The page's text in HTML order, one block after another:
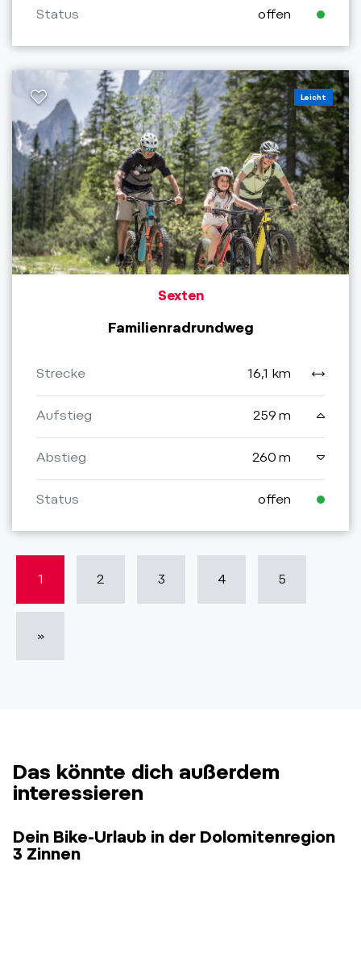
Status offen
Leicht
Sexten
Familienradrundweg
Strecke 16,1 km
Aufstieg 259 m
Abstieg 260 m
Status offen
1 2 3 4 5
»
Das könnte dich außerdem
interessieren
Dein Bike-Urlaub in der Dolomitenregion
3 Zinnen